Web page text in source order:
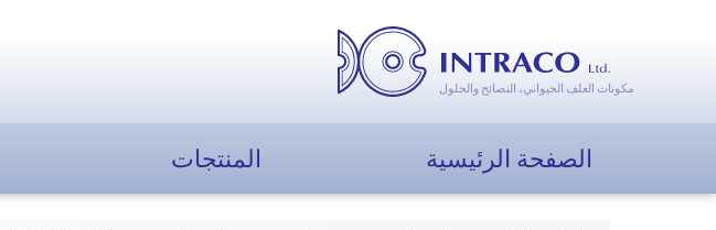
مكونات العلف الحيواني، النصائح والحلول
الصفحة الرئيسية المنتجات